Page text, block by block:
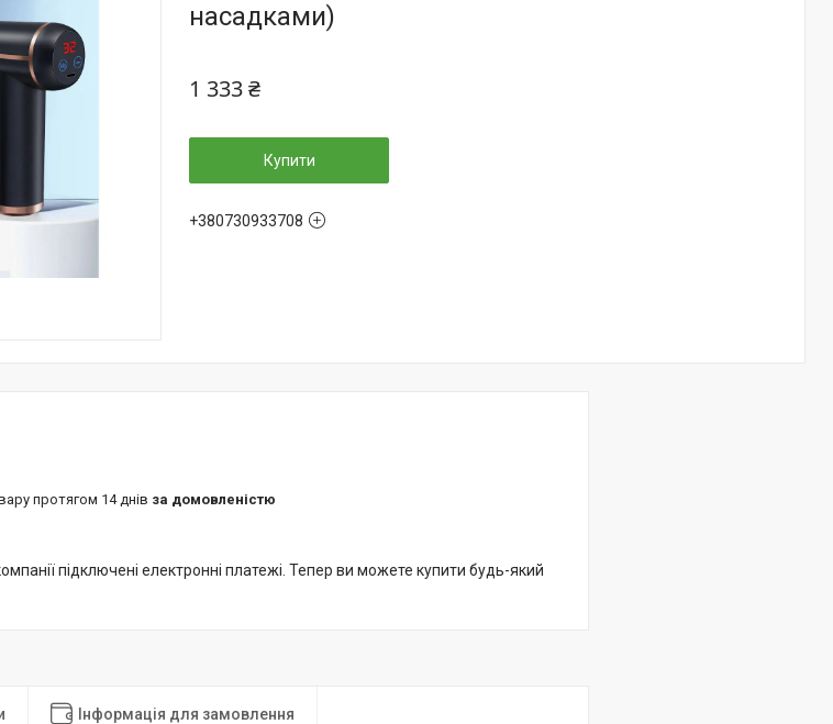
насадками)
1 333 ₴
Купити
+380730933708
протягом 14 днів за домовленістю
підключені електронні платежі. Тепер ви можете купити будь-який
Інформація для замовлення